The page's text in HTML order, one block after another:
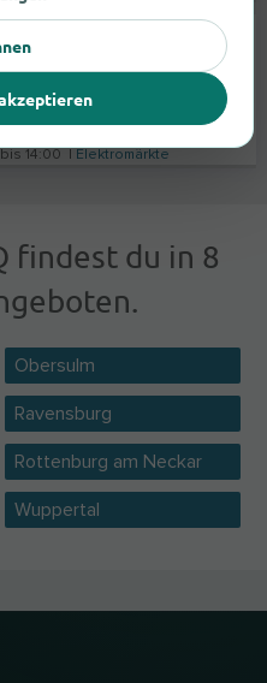
14:00 | Elektromärkte
findest du in 8
Obersulm
Ravensburg
Rottenburg am Neckar
Wuppertal